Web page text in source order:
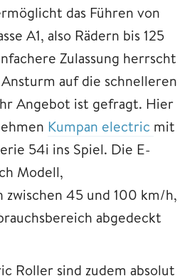
das Führen von
A1, also Rädern bis 125
Zulassung herrscht
auf die schnelleren
Angebot ist gefragt. Hier
Kumpan electric mit
54i ins Spiel. Die E-
Modell,
zwischen 45 und 100 km/h,
abgedeckt
Roller sind zudem absolut